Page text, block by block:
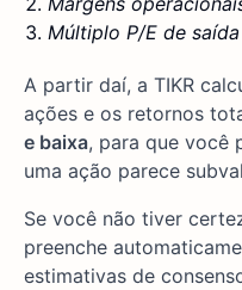
Múltiplo P/E de saída
A partir daí, a TIKR
ações e os retornos
e baixa, para que você
uma ação parece
Se você não tiver
preenche
estimativas de